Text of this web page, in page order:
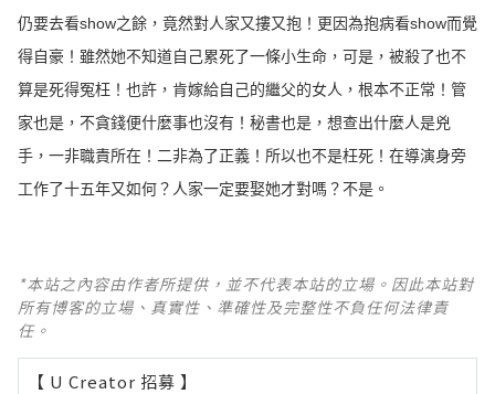
仍要去看show之餘，竟然對人家又摟又抱！更因為抱病看show而覺
得自豪！雖然她不知道自己累死了一條小生命，可是，被殺了也不
算是死得冤枉！也許，肯嫁給自己的繼父的女人，根本不正常！管
家也是，不貪錢便什麼事也沒有！秘書也是，想查出什麼人是兇
手，一非職責所在！二非為了正義！所以也不是枉死！在導演身旁
工作了十五年又如何？人家一定要娶她才對嗎？不是。
*本站之內容由作者所提供，並不代表本站的立場。因此本站對
所有博客的立場、真實性、準確性及完整性不負任何法律責
任。
【 U Creator 招募 】